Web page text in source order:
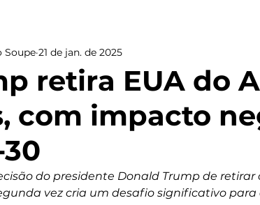
retira EUA do
com impacto
Soupe 21 de jan. de 2025
do presidente Donald Trump de retirar
vez cria um desafio significativo para